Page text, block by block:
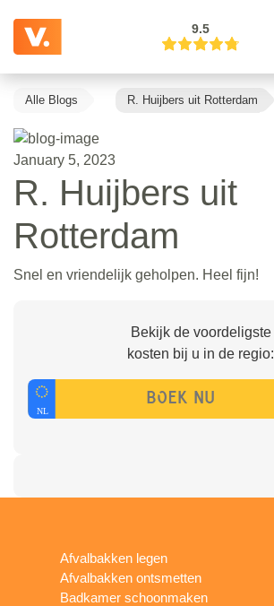
9.5
Alle Blogs R. Huijbers uit Rotterdam
January 5, 2023
R. Huijbers uit
Rotterdam
Snel en vriendelijk geholpen. Heel fijn!
Bekijk de voordeligste
kosten bij u in de regio:
Afvalbakken legen
Afvalbakken ontsmetten
Badkamer schoonmaken